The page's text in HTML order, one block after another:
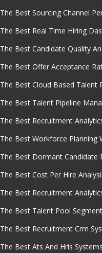
The Best Sourcing Channel
The Best Real Time Hiring
The Best Candidate Quality
The Best Offer Acceptance
The Best Cloud Based Talent
The Best Talent Pipeline
The Best Recruitment
The Best Workforce Planning
The Best Dormant Candidate
The Best Cost Per Hire
The Best Recruitment
The Best Talent Pool
The Best Recruitment Crm
The Best Ats And Hris Systems